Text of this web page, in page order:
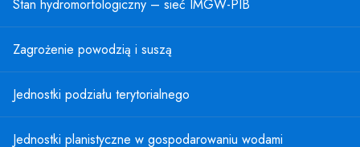
Stan hydromorfologiczny – sieć IMGW-PIB
Zagrożenie powodzią i suszą
Jednostki podziału terytorialnego
Jednostki planistyczne w gospodarowaniu wodami